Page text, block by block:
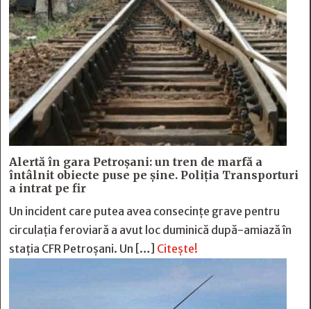
Alertă în gara Petroșani: un tren de marfă a
întâlnit obiecte puse pe șine. Poliția Transporturi
a intrat pe fir
Un incident care putea avea consecințe grave pentru
circulația feroviară a avut loc duminică după-amiază în
stația CFR Petroșani. Un […] Citește!